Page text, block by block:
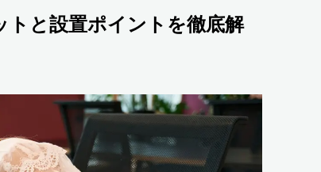
トと設置ポイントを徹底解